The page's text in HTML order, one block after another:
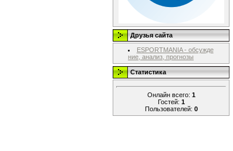
Друзья сайта
ESPORTMANIA - обсужде
ние, анализ, прогнозы
Статистика
Онлайн всего: 1
Гостей: 1
Пользователей: 0